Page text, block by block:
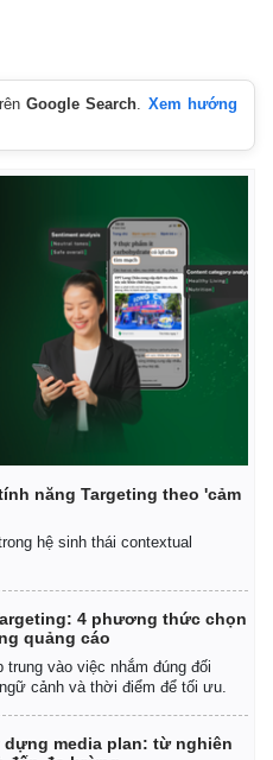
Google Search. Xem hướng
năng Targeting theo 'cảm
hệ sinh thái contextual
4 phương thức chọn
quảng cáo
trung vào việc nhắm đúng đối
cảnh và thời điểm để tối ưu.
media plan: từ nghiên